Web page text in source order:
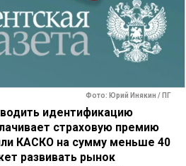
Фото: Юрий Инякин / ПГ
идентификацию
страховую премию
КАСКО на сумму меньше 40
развивать рынок